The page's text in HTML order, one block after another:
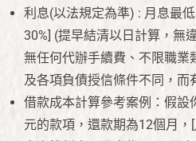
利息(以法規定為準) : 月息最
30%] (提早結清以日計算，無
無任何代辦手續費、不限職業
及各項負債授信條件不同，而
借款成本計算參考案例：假設
元的款項，還款期為12個月，